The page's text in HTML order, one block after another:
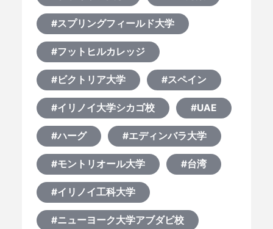
#スプリングフィールド大学
#フットヒルカレッジ
#ビクトリア大学 #スペイン
#イリノイ大学シカゴ校 #UAE
#ハーグ #エディンバラ大学
#モントリオール大学 #台湾
#イリノイ工科大学
#ニューヨーク大学アブダビ校